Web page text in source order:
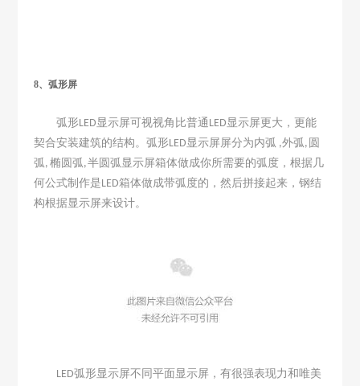
8、弧形屏
弧形LED 显示屏可视视角比普通 LED 显示屏更大，更能
契合安装建筑的结构。弧形LED 显示屏屏分为内弧 ,外弧 , 圆
弧 , 椭圆弧 ,半圆弧显示屏箱体做成你所需要的弧度，根据几
何公式制作是LED箱体做成带弧度的，然后拼接起来，钢结
构根据显示屏来设计。
LED弧形显示屏不同平面显示屏，有很强表现力和唯美